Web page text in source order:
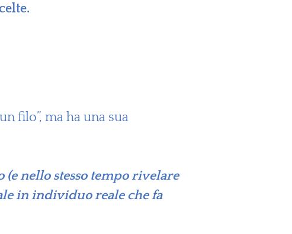
filo”, ma ha una sua
(e nello stesso tempo rivelare
in individuo reale che fa